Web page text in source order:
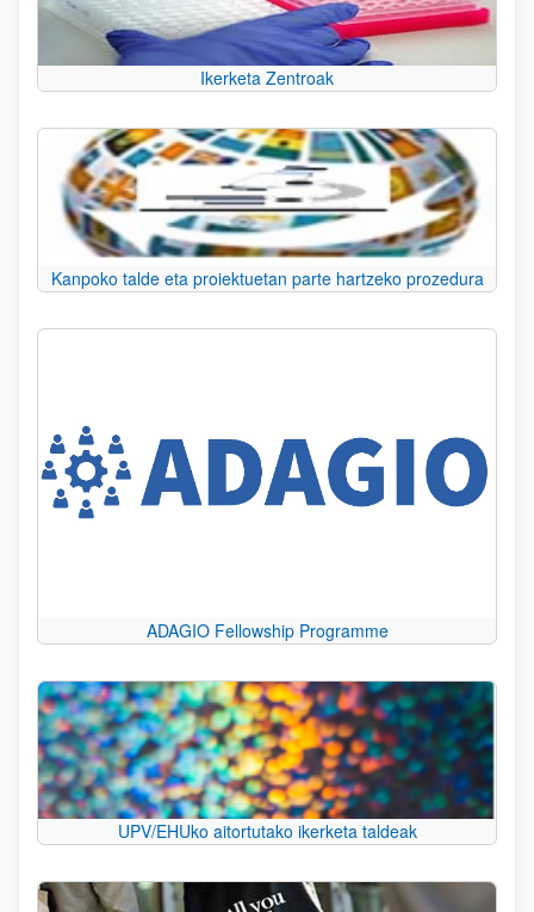
Ikerketa Zentroak
Kanpoko talde eta proiektuetan parte hartzeko prozedura
ADAGIO Fellowship Programme
UPV/EHUko aitortutako ikerketa taldeak